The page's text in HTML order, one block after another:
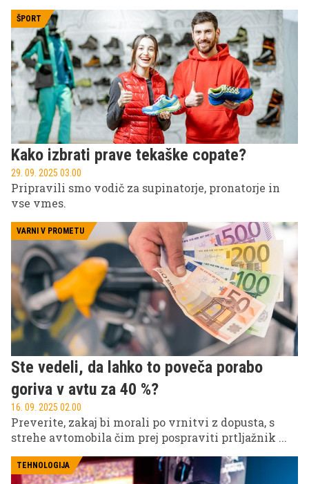
ŠPORT
Kako izbrati prave tekaške copate?
29. 09. 2025 03.00
Pripravili smo vodič za supinatorje, pronatorje in
vse vmes.
VARNI V PROMETU
Ste vedeli, da lahko to poveča porabo
goriva v avtu za 40 %?
16. 09. 2025 02.00
Preverite, zakaj bi morali po vrnitvi z dopusta, s
strehe avtomobila čim prej pospraviti prtljažnik ...
TEHNOLOGIJA